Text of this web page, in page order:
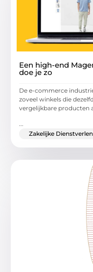
Een high-end
doe je zo
De e-commerce
zoveel winkels die
vergelijkbare producten
...
Zakelijke